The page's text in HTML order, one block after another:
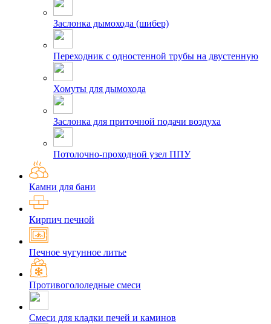
Заслонка дымохода (шибер)
Переходник с одностенной трубы на двустенную
Хомуты для дымохода
Заслонка для приточной подачи воздуха
Потолочно-проходной узел ППУ
Камни для бани
Кирпич печной
Печное чугунное литье
Противогололедные смеси
Смеси для кладки печей и каминов